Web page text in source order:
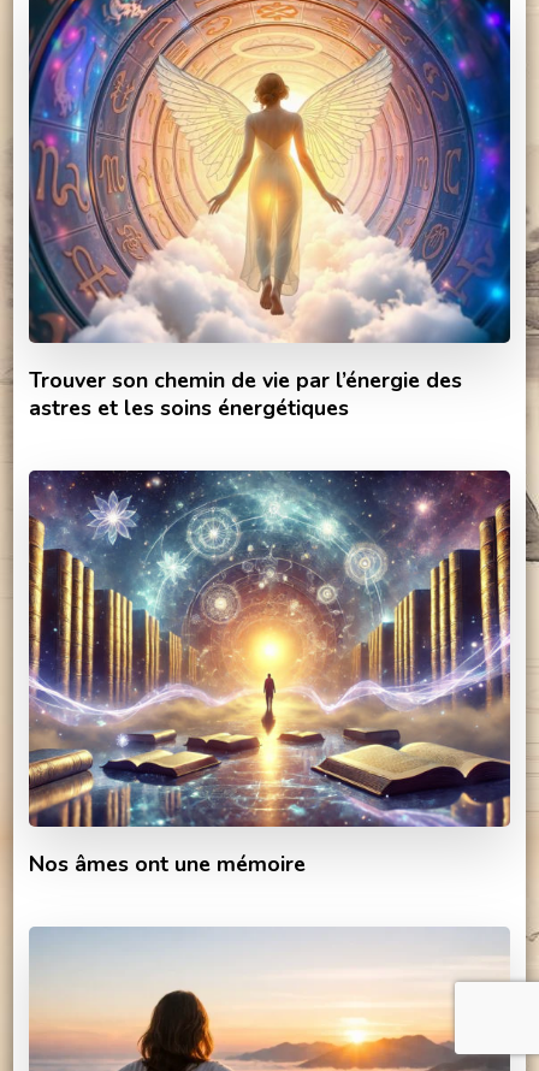
Trouver son chemin de vie par l’énergie des
astres et les soins énergétiques
Nos âmes ont une mémoire